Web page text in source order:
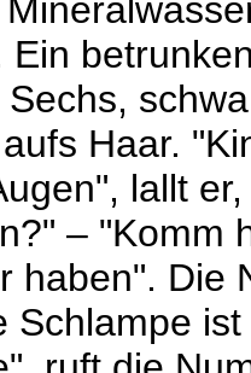
Ein
Haar.
lallt
– "Komm
haben". Die
Schlampe